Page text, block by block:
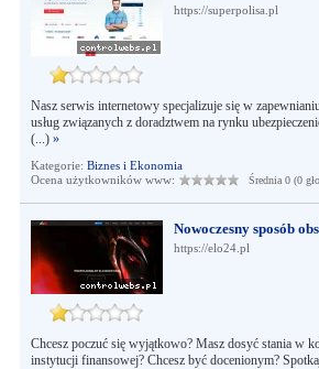
https://superpolisa.pl
Nasz serwis internetowy specjalizuje się w
usług związanych z doradztwem na rynku
(...) »
Kategorie: Biznes i Ekonomia
Ocena użytkowników www:
Średnia 0 (0
Nowoczesny sposób
https://elo24.pl
Chcesz poczuć się wyjątkowo? Masz dosyć stania w
instytucji finansowej? Chcesz być docenionym?